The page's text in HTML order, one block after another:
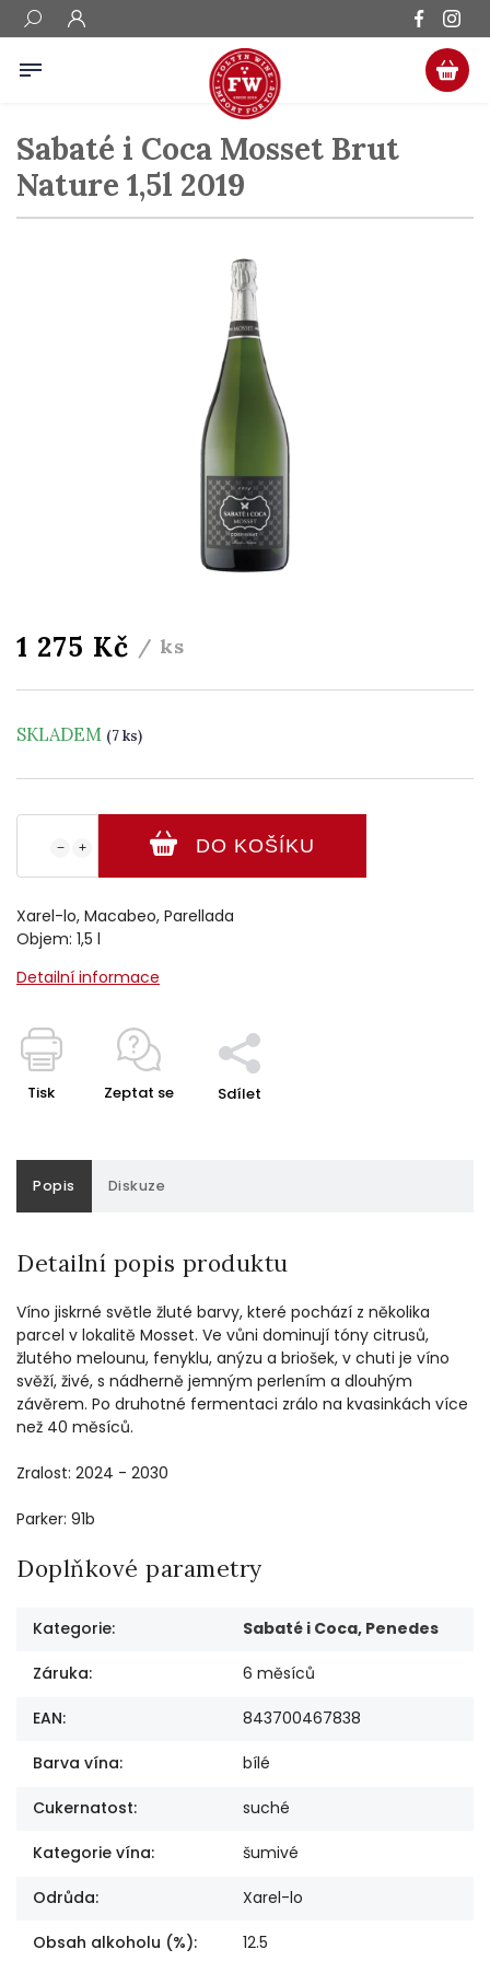
Sabaté i Coca Mosset Brut
Nature 1,5l 2019
1 275 Kč / ks
SKLADEM (7 ks)
+
− DO KOŠÍKU
Xarel-lo, Macabeo, Parellada
Objem: 1,5 l
Detailní informace
Tisk Zeptat se Sdílet
Popis Diskuze
Detailní popis produktu
Víno jiskrné světle žluté barvy, které pochází z několika
parcel v lokalitě Mosset. Ve vůni dominují tóny citrusů,
žlutého melounu, fenyklu, anýzu a briošek, v chuti je víno
svěží, živé, s nádherně jemným perlením a dlouhým
závěrem. Po druhotné fermentaci zrálo na kvasinkách více
než 40 měsíců.
Zralost: 2024 - 2030
Parker: 91b
Doplňkové parametry
Kategorie: Sabaté i Coca, Penedes
Záruka: 6 měsíců
EAN: 843700467838
Barva vína: bílé
Cukernatost: suché
Kategorie vína: šumivé
Odrůda: Xarel-lo
Obsah alkoholu (%): 12.5